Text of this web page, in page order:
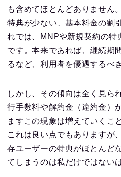
も含めてほとんどありません
特典が少ない、基本料金の割
れでは、MNPや新規契約の特
です。本来であれば、継続期
るなど、利用者を優遇するべ
しかし、その傾向は全く見ら
行手数料や解約金（違約金）
ますこの現象は増えていくこ
これは良い点でもありますが
存ユーザーの特典がほとんど
てしまうのは私だけではない